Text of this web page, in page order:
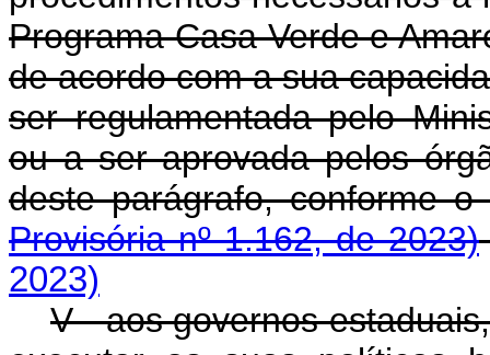
Programa Casa Verde e
de acordo com a sua
ser regulamentada pelo
ou a ser aprovada pelos
deste parágrafo,
Provisória nº 1.162, de 2023)
2023)
V - aos governos